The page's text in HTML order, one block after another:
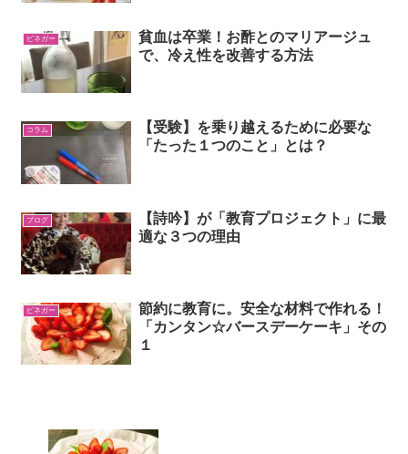
ビネガー
貧血は卒業！お酢とのマリアージュ
で、冷え性を改善する方法
コラム
【受験】を乗り越えるために必要な
「たった１つのこと」とは？
ブログ
【詩吟】が「教育プロジェクト」に最
適な３つの理由
ビネガー
節約に教育に。安全な材料で作れる！
「カンタン☆バースデーケーキ」その
１